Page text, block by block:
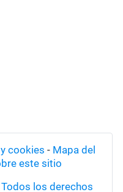
cookies - Mapa del
este sitio
los derechos